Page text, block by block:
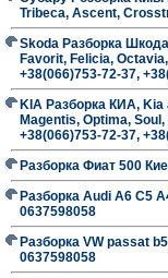
Tribeca, Ascent,
Skoda Разборка
Favorit, Felicia,
+38(066)753-72-37,
KIA Разборка КИА, Kia
Magentis, Optima,
+38(066)753-72-37,
Разборка Фиат 500
Разборка Audi A6 C5
0637598058
Разборка VW passat
0637598058